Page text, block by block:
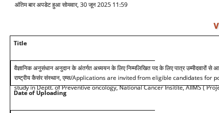
अंतिम बार अपडेट हुआ सोमवार, 30 जून 2025 11:59
Title
वैज्ञानिक अनुसंधान अनुदान के अंतर्गत अध्ययन के लिए निम्मलिखित पद के लिए पात्र उम्मीदवारों से
राष्ट्रीय कैसंर संस्थान, एम्स/Applications are invited from eligible candidates for
study in Deptt. of Preventive oncology, National Cancer Insitite, AIIMS (
Date of Uploading